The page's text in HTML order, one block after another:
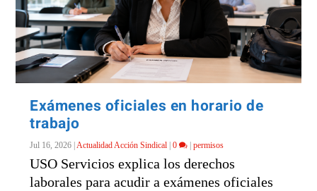
Exámenes oficiales en horario de
trabajo
Jul 16, 2026 |Actualidad Acción Sindical |0 |permisos
USO Servicios explica los derechos
laborales para acudir a exámenes oficiales